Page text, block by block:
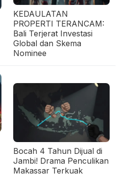
KEDAULATAN
PROPERTI TERANCAM:
Bali Terjerat Investasi
Global dan Skema
Nominee
Bocah 4 Tahun Dijual di
Jambi! Drama Penculikan
Makassar Terkuak